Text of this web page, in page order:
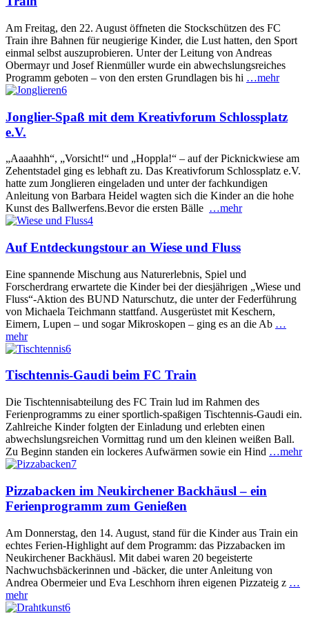
Am Freitag, den 22. August öffneten die Stockschützen des FC
Train ihre Bahnen für neugierige Kinder, die Lust hatten, den Sport
einmal selbst auszuprobieren. Unter der Leitung von Andreas
Obermayr und Josef Rienmüller wurde ein abwechslungsreiches
Programm geboten – von den ersten Grundlagen bis hi …mehr
Jonglier-Spaß mit dem Kreativforum Schlossplatz
e.V.
„Aaaahhh“, „Vorsicht!“ und „Hoppla!“ – auf der Picknickwiese am
Zehentstadel ging es lebhaft zu. Das Kreativforum Schlossplatz e.V.
hatte zum Jonglieren eingeladen und unter der fachkundigen
Anleitung von Barbara Heidel wagten sich die Kinder an die hohe
Kunst des Ballwerfens.Bevor die ersten Bälle …mehr
Auf Entdeckungstour an Wiese und Fluss
Eine spannende Mischung aus Naturerlebnis, Spiel und
Forscherdrang erwartete die Kinder bei der diesjährigen „Wiese und
Fluss“-Aktion des BUND Naturschutz, die unter der Federführung
von Michaela Teichmann stattfand. Ausgerüstet mit Keschern,
Eimern, Lupen – und sogar Mikroskopen – ging es an die Ab …
mehr
Tischtennis-Gaudi beim FC Train
Die Tischtennisabteilung des FC Train lud im Rahmen des
Ferienprogramms zu einer sportlich-spaßigen Tischtennis-Gaudi ein.
Zahlreiche Kinder folgten der Einladung und erlebten einen
abwechslungsreichen Vormittag rund um den kleinen weißen Ball.
Zu Beginn standen ein lockeres Aufwärmen sowie ein Hind …mehr
Pizzabacken im Neukirchener Backhäusl – ein
Ferienprogramm zum Genießen
Am Donnerstag, den 14. August, stand für die Kinder aus Train ein
echtes Ferien-Highlight auf dem Programm: das Pizzabacken im
Neukirchener Backhäusl. Mit dabei waren 20 begeisterte
Nachwuchsbäckerinnen und -bäcker, die unter Anleitung von
Andrea Obermeier und Eva Leschhorn ihren eigenen Pizzateig z …
mehr